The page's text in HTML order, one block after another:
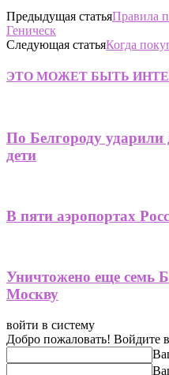
Предыдущая статьяПравила
Геническ
Следующая статьяКогда
ЭТО МОЖЕТ БЫТЬ
По Белгороду
дети
В пяти аэропортах
Уничтожено еще семь
Москву
войти в систему
Добро пожаловать! Войдите